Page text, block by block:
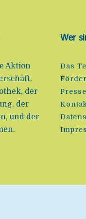
Aktion
der
der
und der
Wer
Das
Presse